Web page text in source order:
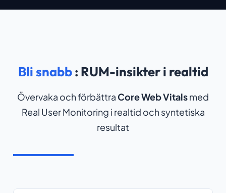
Bli snabb: RUM-insikter i realtid
Övervaka och förbättra Core Web Vitalsmed
Real User Monitoring i realtid och syntetiska
resultat